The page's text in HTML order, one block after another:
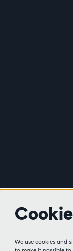
We use cookies and